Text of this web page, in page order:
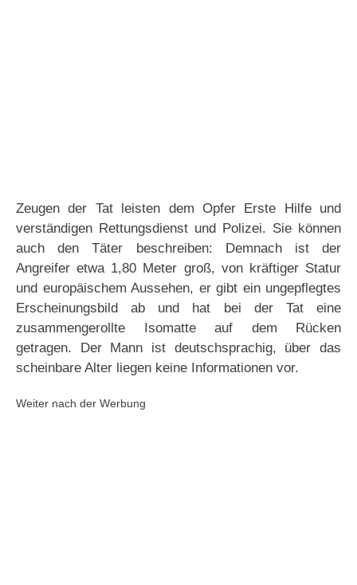
Zeugen der Tat leisten dem Opfer Erste Hilfe und
verständigen Rettungsdienst und Polizei. Sie können
auch den Täter beschreiben: Demnach ist der
Angreifer etwa 1,80 Meter groß, von kräftiger Statur
und europäischem Aussehen, er gibt ein ungepflegtes
Erscheinungsbild ab und hat bei der Tat eine
zusammengerollte Isomatte auf dem Rücken
getragen. Der Mann ist deutschsprachig, über das
scheinbare Alter liegen keine Informationen vor.
Weiter nach der Werbung